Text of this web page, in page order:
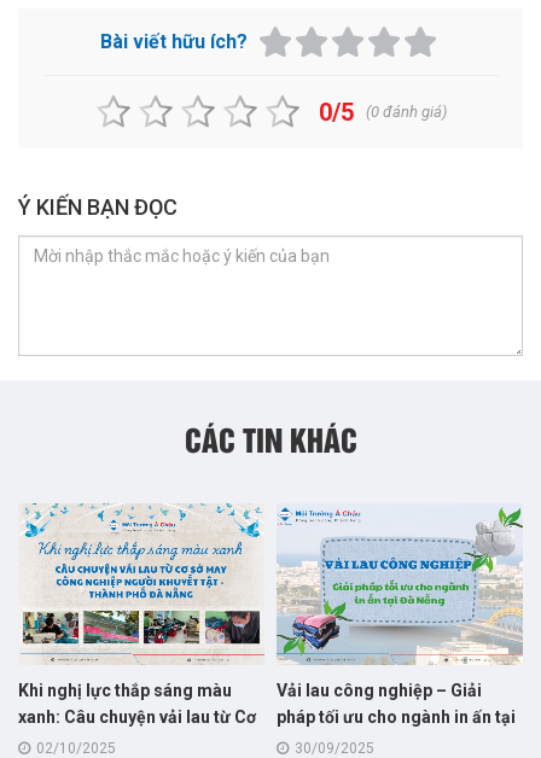
Bài viết hữu ích?
0/5 (0đánh giá)
Ý KIẾN BẠN ĐỌC
CÁC TIN KHÁC
Khi nghị lực thắp sáng màu
xanh: Câu chuyện vải lau từ Cơ
sở may công nghiệp người
02/10/2025
Vải lau công nghiệp – Giải
pháp tối ưu cho ngành in ấn tại
Đà Nẵng
30/09/2025